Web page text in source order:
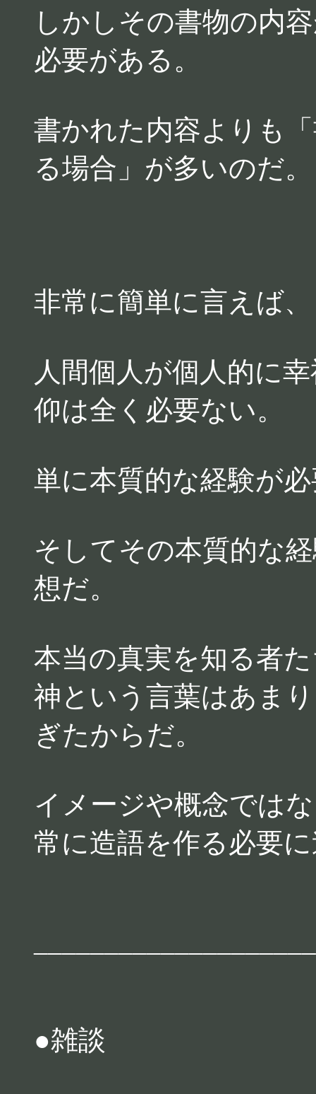
しかしその書物の内
必要がある。
書かれた内容よりも
る場合」が多いのだ。
非常に簡単に言えば、
人間個人が個人的に
仰は全く必要ない。
単に本質的な経験が
そしてその本質的な
想だ。
本当の真実を知る者
神という言葉はあま
ぎたからだ。
イメージや概念では
常に造語を作る必要
●雑談